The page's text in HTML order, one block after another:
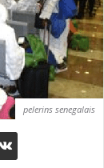
pelerins senegalais